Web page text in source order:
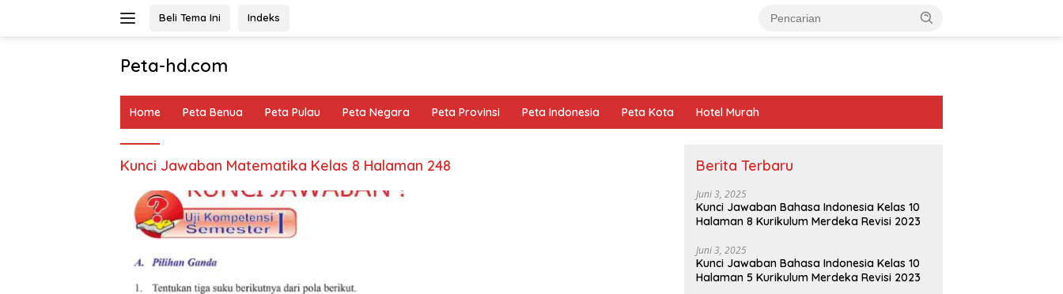
Beli Tema Ini Indeks
Peta-hd.com
Gambar
HD
Home Peta Benua Peta Pulau Peta Negara Peta Provinsi Peta Indonesia Peta Kota Hotel Murah
Kunci Jawaban Matematika Kelas 8 Halaman 248 Berita Terbaru
Juni 3, 2025
Kunci Jawaban Bahasa Indonesia Kelas 10
Halaman 8 Kurikulum Merdeka Revisi 2023
Juni 3, 2025
Kunci Jawaban Bahasa Indonesia Kelas 10
Halaman 5 Kurikulum Merdeka Revisi 2023